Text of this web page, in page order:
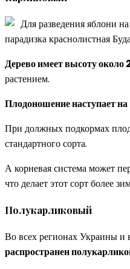
Для разведения яблони
парадизка краснолистная
Дерево имеет высоту около
растением.
Плодоношение наступает
При должных подкормах
стандартного сорта.
А корневая система может
что делает этот сорт более
Полукарликовый
Во всех регионах Украины и
распространен